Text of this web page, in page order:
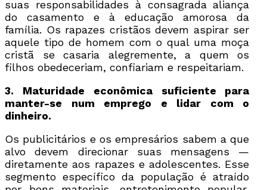
suas responsabilidades à consagrada aliança
do casamento e à educação amorosa da
família. Os rapazes cristãos devem aspirar ser
aquele tipo de homem com o qual uma moça
cristã se casaria alegremente, a quem os
filhos obedeceriam, confiariam e respeitariam.
3. Maturidade econômica suficiente para
manter-se num emprego e lidar com o
dinheiro.
Os publicitários e os empresários sabem a que
alvo devem direcionar suas mensagens —
diretamente aos rapazes e adolescentes. Esse
segmento específico da população é atraído